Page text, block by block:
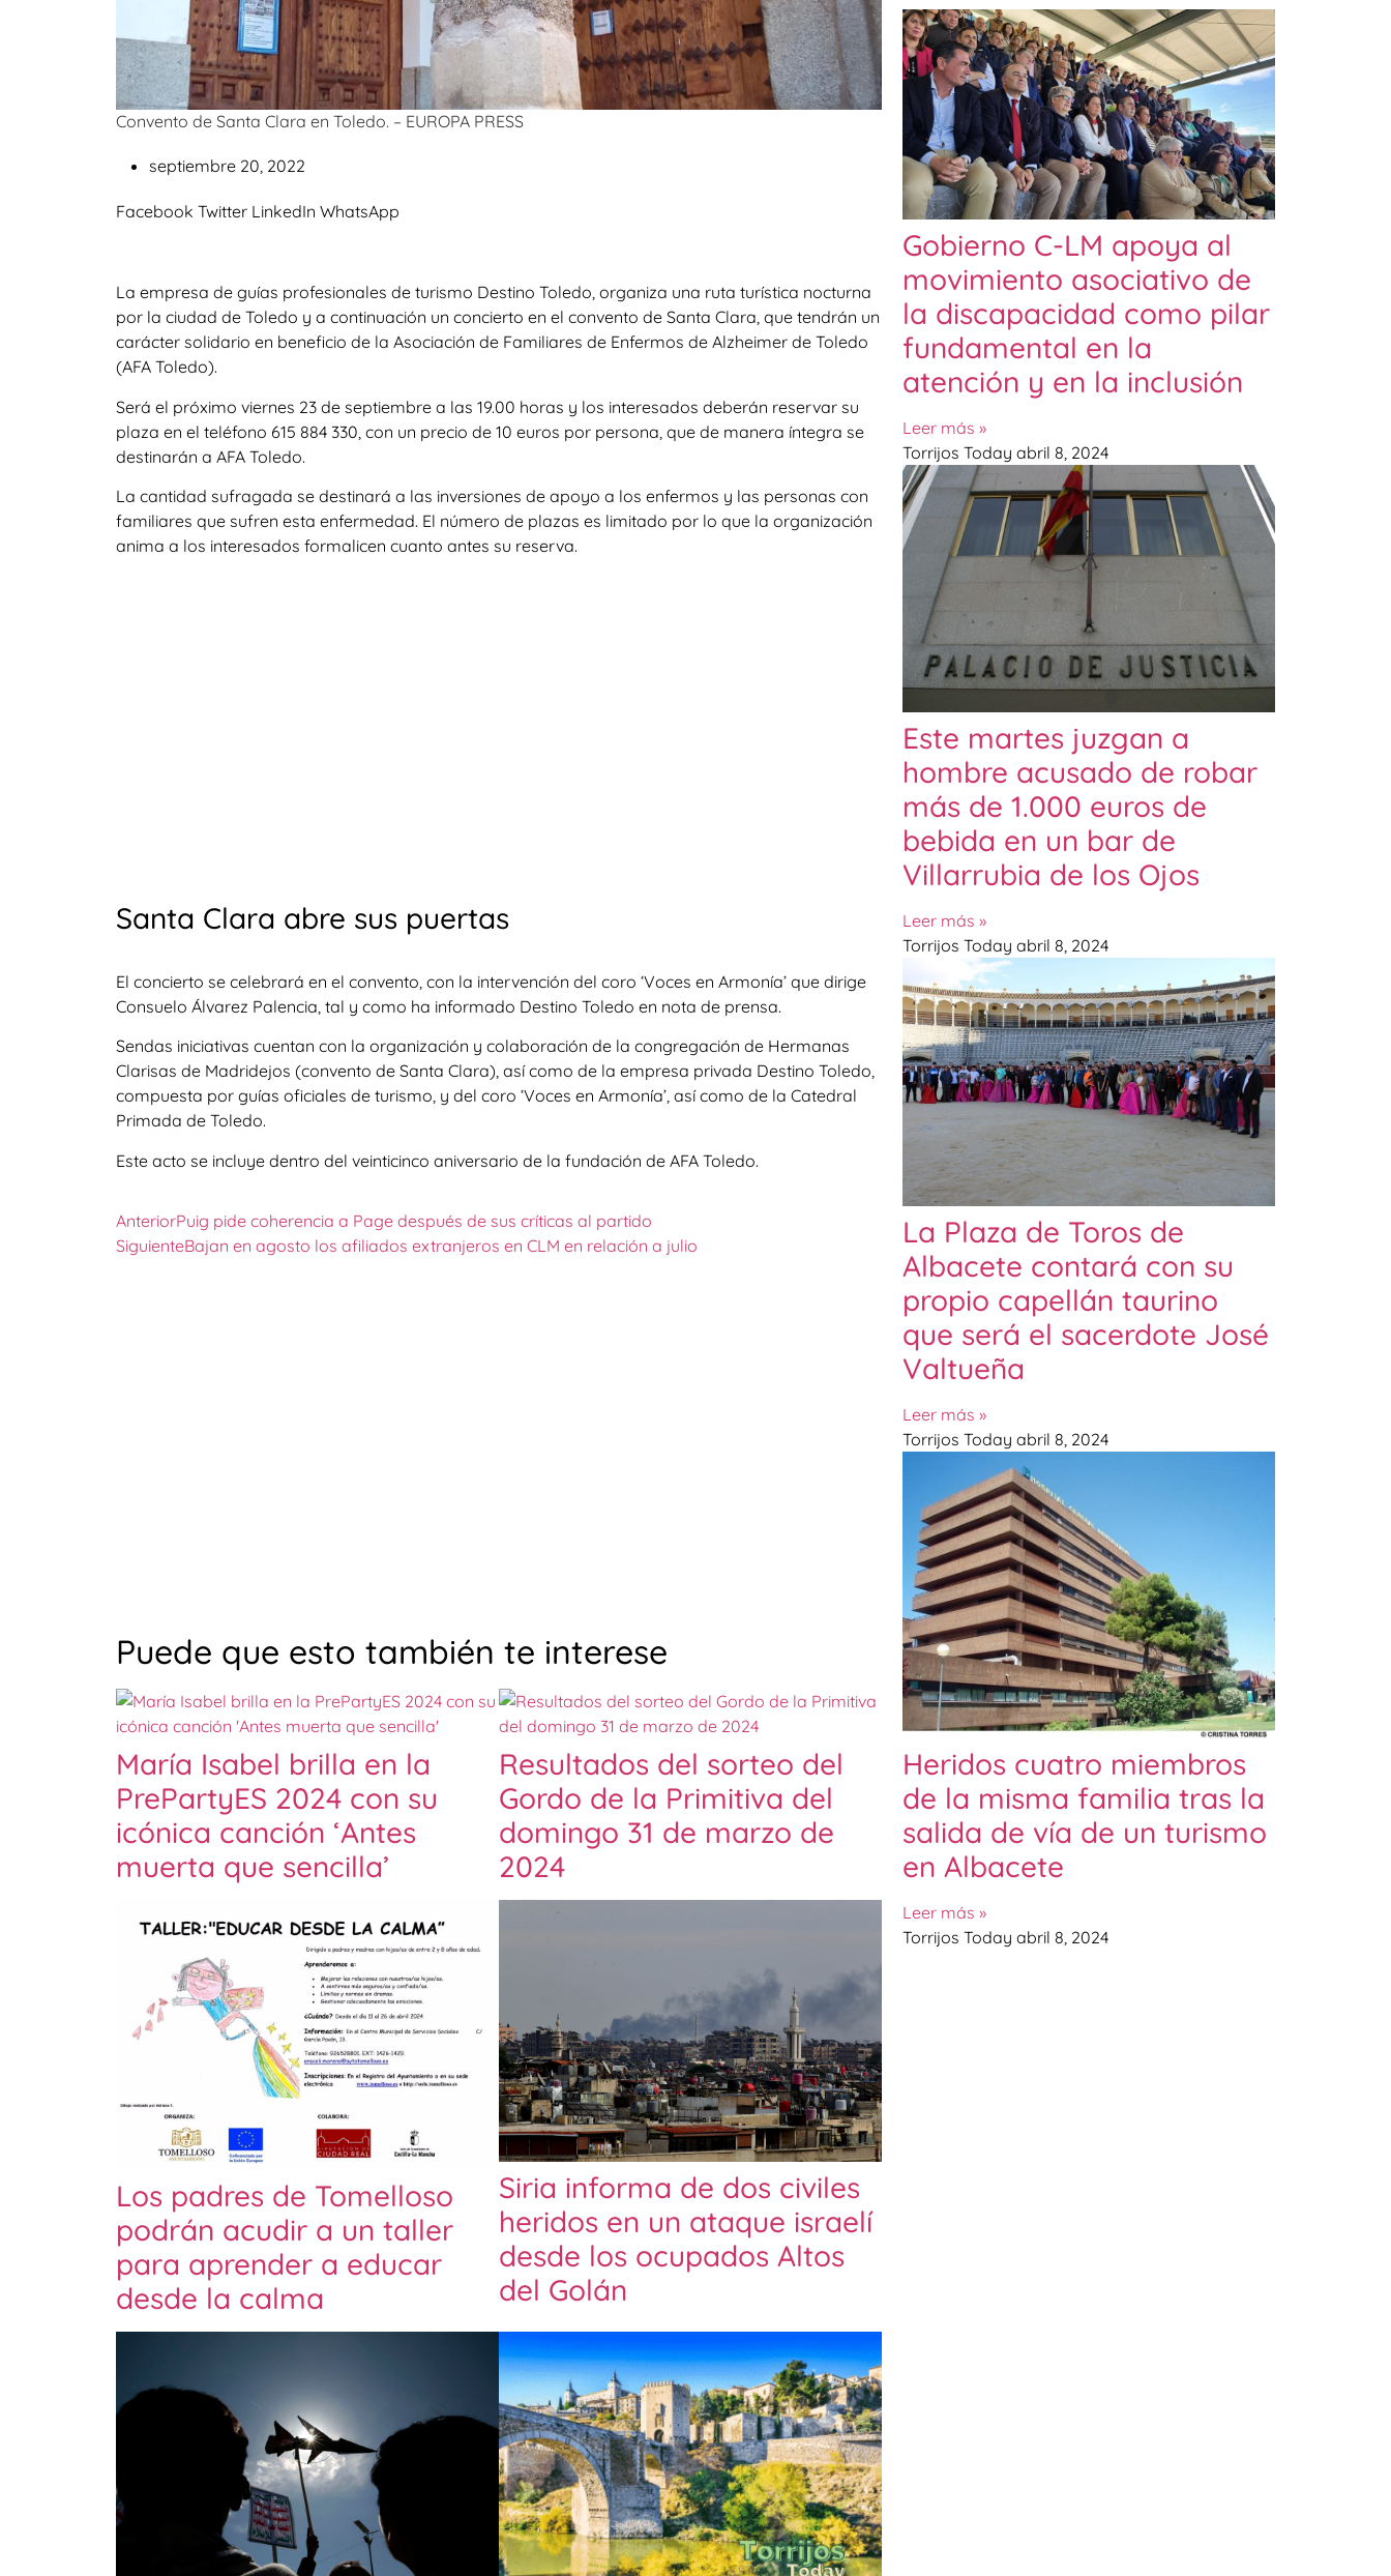
Convento de Santa Clara en Toledo. – EUROPA PRESS
septiembre 20, 2022
Facebook Twitter LinkedIn WhatsApp
La empresa de guías profesionales de turismo Destino Toledo, organiza una ruta turística nocturna
por la ciudad de Toledo y a continuación un concierto en el convento de Santa Clara, que tendrán un
carácter solidario en beneficio de la Asociación de Familiares de Enfermos de Alzheimer de Toledo
(AFA Toledo).
Será el próximo viernes 23 de septiembre a las 19.00 horas y los interesados deberán reservar su
plaza en el teléfono 615 884 330, con un precio de 10 euros por persona, que de manera íntegra se
destinarán a AFA Toledo.
La cantidad sufragada se destinará a las inversiones de apoyo a los enfermos y las personas con
familiares que sufren esta enfermedad. El número de plazas es limitado por lo que la organización
anima a los interesados formalicen cuanto antes su reserva.
Santa Clara abre sus puertas
El concierto se celebrará en el convento, con la intervención del coro ‘Voces en Armonía’ que dirige
Consuelo Álvarez Palencia, tal y como ha informado Destino Toledo en nota de prensa.
Sendas iniciativas cuentan con la organización y colaboración de la congregación de Hermanas
Clarisas de Madridejos (convento de Santa Clara), así como de la empresa privada Destino Toledo,
compuesta por guías oficiales de turismo, y del coro ‘Voces en Armonía’, así como de la Catedral
Primada de Toledo.
Este acto se incluye dentro del veinticinco aniversario de la fundación de AFA Toledo.
AnteriorPuig pide coherencia a Page después de sus críticas al partido
SiguienteBajan en agosto los afiliados extranjeros en CLM en relación a julio
Puede que esto también te interese
María Isabel brilla en la
PrePartyES 2024 con su
icónica canción ‘Antes
muerta que sencilla’
Resultados del sorteo del
Gordo de la Primitiva del
domingo 31 de marzo de
2024
Los padres de Tomelloso
podrán acudir a un taller
para aprender a educar
desde la calma
Siria informa de dos civiles
heridos en un ataque israelí
desde los ocupados Altos
del Golán
Gobierno C-LM apoya al
movimiento asociativo de
la discapacidad como pilar
fundamental en la
atención y en la inclusión
Leer más »
Torrijos Today abril 8, 2024
Este martes juzgan a
hombre acusado de robar
más de 1.000 euros de
bebida en un bar de
Villarrubia de los Ojos
Leer más »
Torrijos Today abril 8, 2024
La Plaza de Toros de
Albacete contará con su
propio capellán taurino
que será el sacerdote José
Valtueña
Leer más »
Torrijos Today abril 8, 2024
Heridos cuatro miembros
de la misma familia tras la
salida de vía de un turismo
en Albacete
Leer más »
Torrijos Today abril 8, 2024